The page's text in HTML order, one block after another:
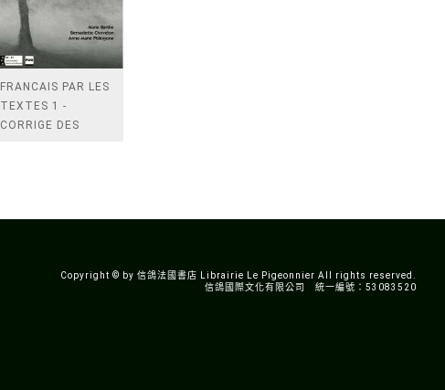
FRANCAIS PAR LES
TEXTES 1 -
CORRIGE DES
Copyright © by 信鴿法國書店 Librairie Le Pigeonnier All rights reserved.
信鴿國際文化有限公司 統一編號：53083520